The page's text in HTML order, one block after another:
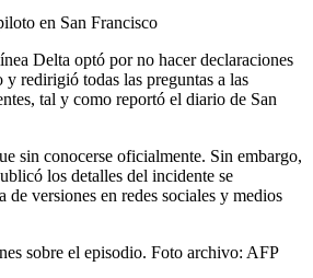
en San Francisco
Delta optó por no hacer declaraciones
y redirigió todas las preguntas a las
tal y como reportó el diario de San
sin conocerse oficialmente. Sin embargo,
los detalles del incidente se
de versiones en redes sociales y medios
sobre el episodio. Foto archivo: AFP